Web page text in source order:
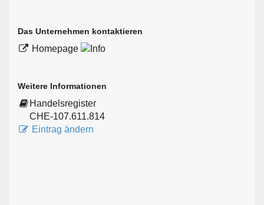
Das Unternehmen kontaktieren
Homepage
Weitere Informationen
Handelsregister
CHE-107.611.814
Eintrag ändern